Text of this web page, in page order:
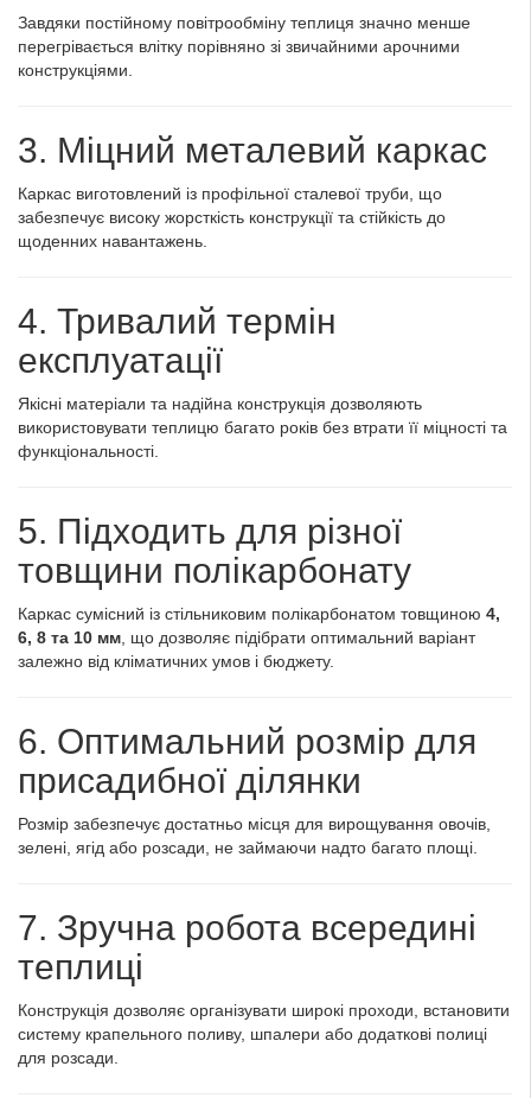
Завдяки постійному повітрообміну теплиця значно менше
перегрівається влітку порівняно зі звичайними арочними
конструкціями.
3. Міцний металевий каркас
Каркас виготовлений із профільної сталевої труби, що
забезпечує високу жорсткість конструкції та стійкість до
щоденних навантажень.
4. Тривалий термін
експлуатації
Якісні матеріали та надійна конструкція дозволяють
використовувати теплицю багато років без втрати її міцності та
функціональності.
5. Підходить для різної
товщини полікарбонату
Каркас сумісний із стільниковим полікарбонатом товщиною 4,
6, 8 та 10 мм , що дозволяє підібрати оптимальний варіант
залежно від кліматичних умов і бюджету.
6. Оптимальний розмір для
присадибної ділянки
Розмір забезпечує достатньо місця для вирощування овочів,
зелені, ягід або розсади, не займаючи надто багато площі.
7. Зручна робота всередині
теплиці
Конструкція дозволяє організувати широкі проходи, встановити
систему крапельного поливу, шпалери або додаткові полиці
для розсади.